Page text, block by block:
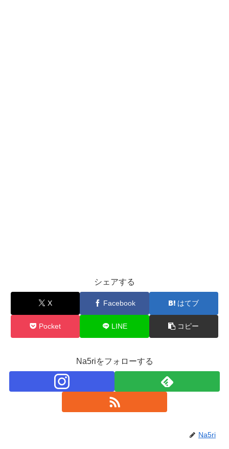
シェアする
X Facebook はてブ
Pocket LINE コピー
Na5riをフォローする
Na5ri